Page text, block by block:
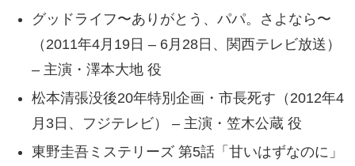
グッドライフ〜ありがとう、パパ。さよなら〜
（2011年4月19日 – 6月28日、関西テレビ放送）
– 主演・澤本大地 役
松本清張没後20年特別企画・市長死す（2012年4
月3日、フジテレビ） – 主演・笠木公蔵 役
東野圭吾ミステリーズ 第5話「甘いはずなのに」